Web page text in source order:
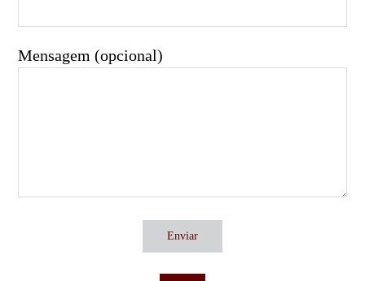
Mensagem (opcional)